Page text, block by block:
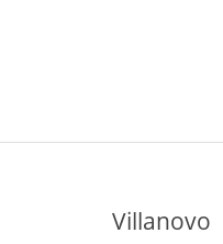
Villanovo